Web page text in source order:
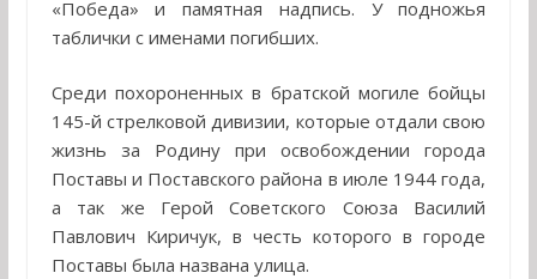
«Победа» и памятная надпись. У подножья
таблички с именами погибших.
Среди похороненных в братской могиле бойцы
145-й стрелковой дивизии, которые отдали свою
жизнь за Родину при освобождении города
Поставы и Поставского района в июле 1944 года,
а так же Герой Советского Союза Василий
Павлович Киричук, в честь которого в городе
Поставы была названа улица.